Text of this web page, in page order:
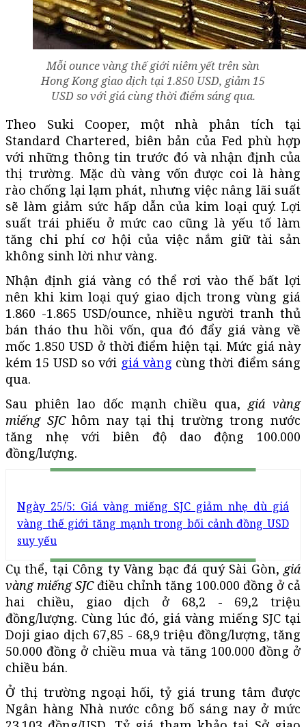
Mỗi ounce vàng thế giới niêm yết trên sàn
Hong Kong giao dịch tại 1.850 USD, giảm 15
USD so với giá cùng thời điểm sáng qua.
Theo Suki Cooper, một nhà phân tích tại
Standard Chartered, biên bản của Fed phù hợp
với những thông tin trước đó và nhận định của
thị trường. Mặc dù vàng vốn được coi là hàng
rào chống lại lạm phát, nhưng việc nâng lãi suất
sẽ làm giảm sức hấp dẫn của kim loại quý. Lợi
suất trái phiếu ở mức cao cũng là yếu tố làm
tăng chi phí cơ hội của việc nắm giữ tài sản
không sinh lời như vàng.
Nhận định giá vàng có thể rơi vào thế bất lợi
nên khi kim loại quý giao dịch trong vùng giá
1.860 -1.865 USD/ounce, nhiều người tranh thủ
bán tháo thu hồi vốn, qua đó đẩy giá vàng về
mốc 1.850 USD ở thời điểm hiện tại. Mức giá này
kém 15 USD so với giá vàng cùng thời điểm sáng
qua.
Sau phiên lao dốc mạnh chiều qua,giá vàng
miếng SJChôm nay tại thị trường trong nước
tăng nhẹ với biên độ dao động 100.000
đồng/lượng.
Ngày 25/5: Giá vàng miếng SJC giảm nhẹ dù giá
vàng thế giới tăng mạnh trong bối cảnh đồng USD
suy yếu
Cụ thể, tại Công ty Vàng bạc đá quý Sài Gòn, giá
vàng miếng SJCđiều chỉnh tăng 100.000 đồng ở cả
hai chiều, giao dịch ở 68,2 - 69,2 triệu
đồng/lượng. Cùng lúc đó, giá vàng miếng SJC tại
Doji giao dịch 67,85 - 68,9 triệu đồng/lượng, tăng
50.000 đồng ở chiều mua và tăng 100.000 đồng ở
chiều bán.
Ở thị trường ngoại hối, tỷ giá trung tâm được
Ngân hàng Nhà nước công bố sáng nay ở mức